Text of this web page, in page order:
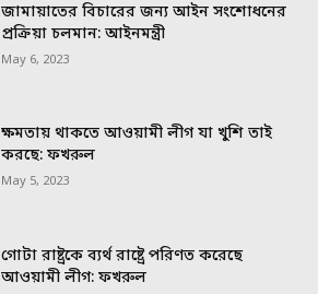
জামায়াতের বিচারের জন্য আইন সংশোধনের
প্রক্রিয়া চলমান: আইনমন্ত্রী
May 6, 2023
ক্ষমতায় থাকতে আওয়ামী লীগ যা খুশি তাই
করছে: ফখরুল
May 5, 2023
গোটা রাষ্ট্রকে ব্যর্থ রাষ্ট্রে পরিণত করেছে
আওয়ামী লীগ: ফখরুল